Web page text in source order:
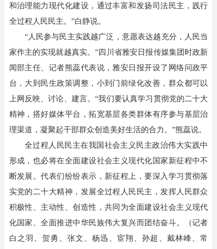
和治理能力现代化建设，通过丰富和发扬司法民主，践行
全过程人民民主。”白静说。
“人民参与民主实践越广泛，意愿表达越充分，人民当
家作主的实现就越真实。”四川省雅安日报传媒集团时政新
闻部主任、记者熊蕊代表说，雅安日报开设了网络问政平
台，大到民生政策调整，小到门前绿化改善，群众都可以
上网反映、讨论、建言。“我们要认真学习贯彻党的二十大
精神，搭好媒体平台，拓宽基层各类群体有序参与基层治
理渠道，凝聚起干部群众创造美好生活的合力。”熊蕊说。
全过程人民民主在我国社会主义民主政治伟大实践中
形成，也必将在全面建设社会主义现代化国家新征程中不
断发展。代表们纷纷表示，新征程上，要深入学习贯彻落
实党的二十大精神，发展全过程人民民主，发挥人民群众
积极性、主动性、创造性，共同为全面建设社会主义现代
化国家、全面推进中华民族伟大复兴而团结奋斗。（记者
白之羽、贺勇、张文、杨迅、宦翔、孙超、戴林峰、常